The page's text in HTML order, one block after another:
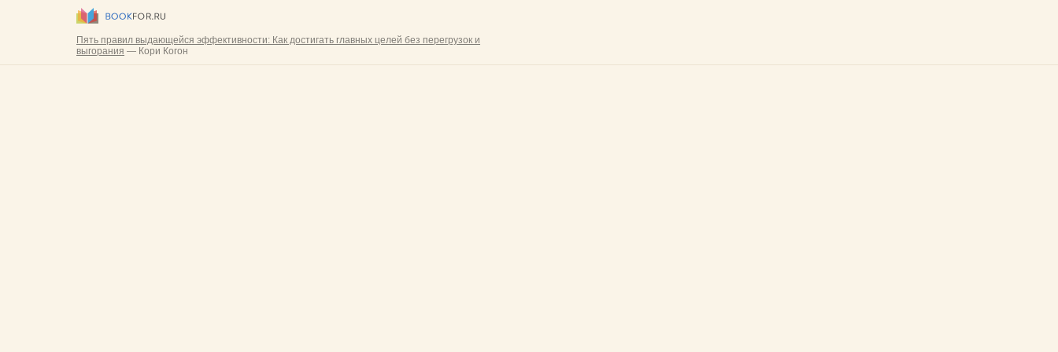
Пять правил выдающейся эффективности: Как достигать главных целей без перегрузок и
выгорания — Кори Когон